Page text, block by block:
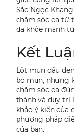
Sắc Ngọc
chăm sóc da từ
da khỏe mạnh
Kết
Lột mụn đầu
bỏ mụn, nhưng
chăm sóc da
thành và duy trì
khảo ý kiến của
phương pháp
của bạn.